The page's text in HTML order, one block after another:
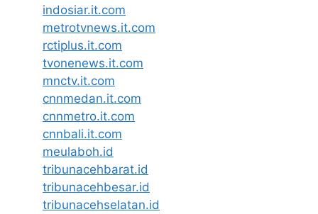
indosiar.it.com
metrotvnews.it.com
rctiplus.it.com
tvonenews.it.com
mnctv.it.com
cnnmedan.it.com
cnnmetro.it.com
cnnbali.it.com
meulaboh.id
tribunacehbarat.id
tribunacehbesar.id
tribunacehselatan.id